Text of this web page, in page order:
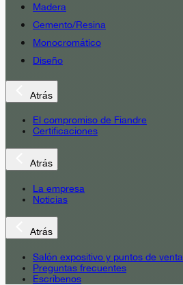
Madera
Cemento/Resina
Monocromático
Diseño
Atrás
El compromiso de Fiandre
Certificaciones
Atrás
La empresa
Noticias
Atrás
Salón expositivo y puntos de venta
Preguntas frecuentes
Escríbenos